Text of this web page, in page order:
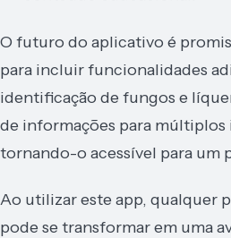
O futuro do aplicativo é
para incluir funcionalidades
identificação de fungos e
de informações para múltiplos
tornando-o acessível para um
Ao utilizar este app, qualquer
pode se transformar em uma